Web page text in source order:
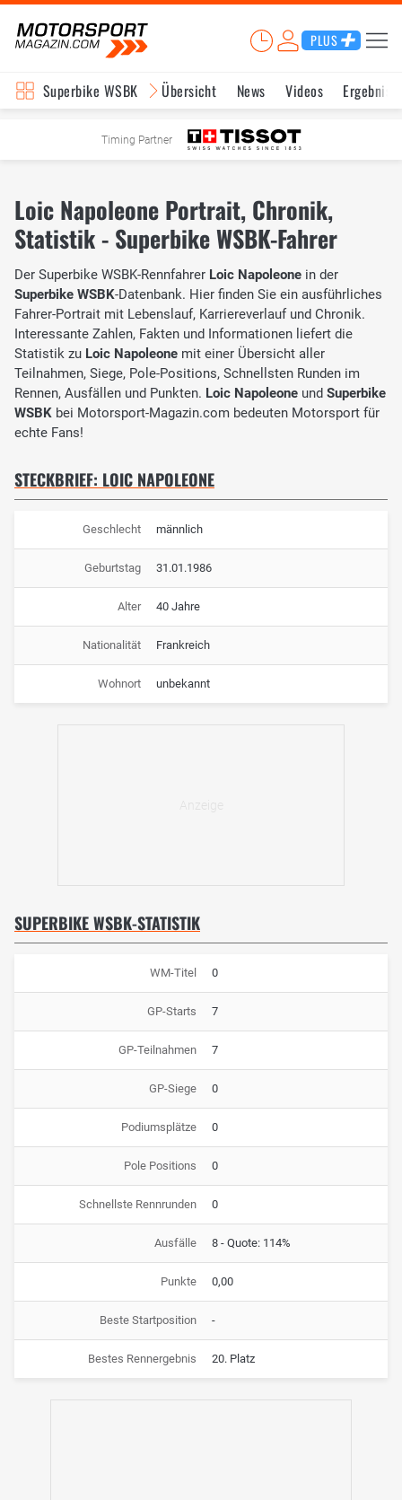
PLUS
Superbike WSBK Übersicht News Videos
Timing Partner
Loic Napoleone Portrait, Chronik,
Statistik - Superbike WSBK-Fahrer
Der Superbike WSBK-Rennfahrer Loic Napoleone in der
Superbike WSBK-Datenbank. Hier finden Sie ein ausführliches
Fahrer-Portrait mit Lebenslauf, Karriereverlauf und Chronik.
Interessante Zahlen, Fakten und Informationen liefert die
Statistik zu Loic Napoleone mit einer Übersicht aller
Teilnahmen, Siege, Pole-Positions, Schnellsten Runden im
Rennen, Ausfällen und Punkten. Loic Napoleone und Superbike
WSBK bei Motorsport-Magazin.com bedeuten Motorsport für
echte Fans!
STECKBRIEF: LOIC NAPOLEONE
Geschlecht männlich
Geburtstag 31.01.1986
Alter 40 Jahre
Nationalität Frankreich
Wohnort unbekannt
SUPERBIKE WSBK-STATISTIK
WM-Titel 0
GP-Starts 7
GP-Teilnahmen 7
GP-Siege 0
Podiumsplätze 0
Pole Positions 0
Schnellste Rennrunden 0
Ausfälle 8 - Quote: 114%
Punkte 0,00
Beste Startposition -
Bestes Rennergebnis 20. Platz